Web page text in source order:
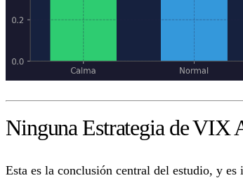
Ninguna Estrategia de
Esta es la conclusión central del estudio, y